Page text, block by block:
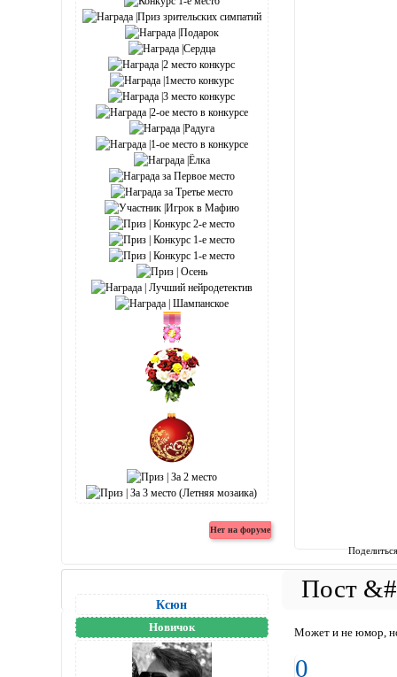
Ксюн
Новичок Может и не юмор,
0